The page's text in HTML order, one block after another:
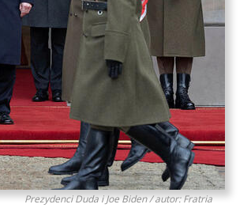
Prezydenci Duda i Joe Biden / autor: Fratria